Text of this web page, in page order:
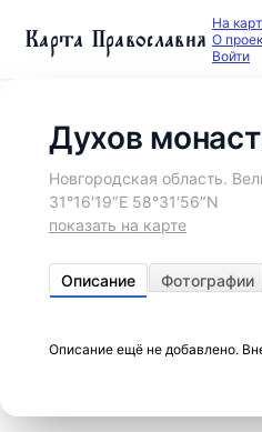
Карта Православия На
О
Войти
Духов
Новгородская область.
31°16′19″E 58°31′56″N
показать на карте
Описание Фотографии
Описание ещё не добавлено.